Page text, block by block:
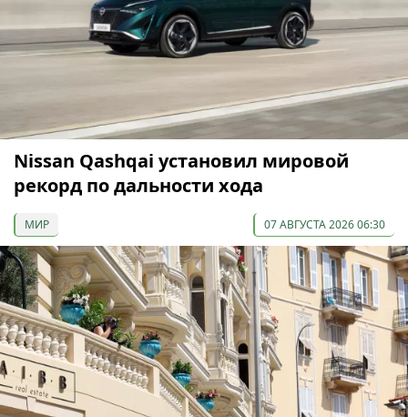
Nissan Qashqai установил мировой
рекорд по дальности хода
МИР 07 АВГУСТА 2026 06:30